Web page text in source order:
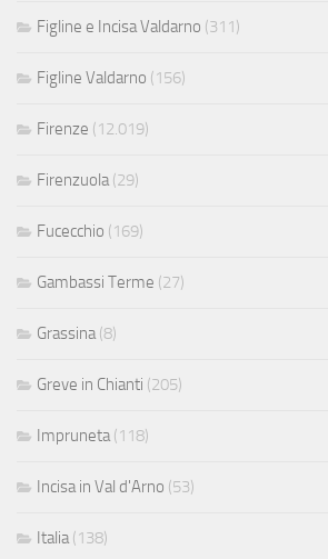
Figline e Incisa Valdarno (311)
Figline Valdarno (156)
Firenze (12.019)
Firenzuola(29)
Fucecchio (169)
Gambassi Terme (27)
Grassina(8)
Greve in Chianti (205)
Impruneta(118)
Incisa in Val d'Arno (53)
Italia(138)